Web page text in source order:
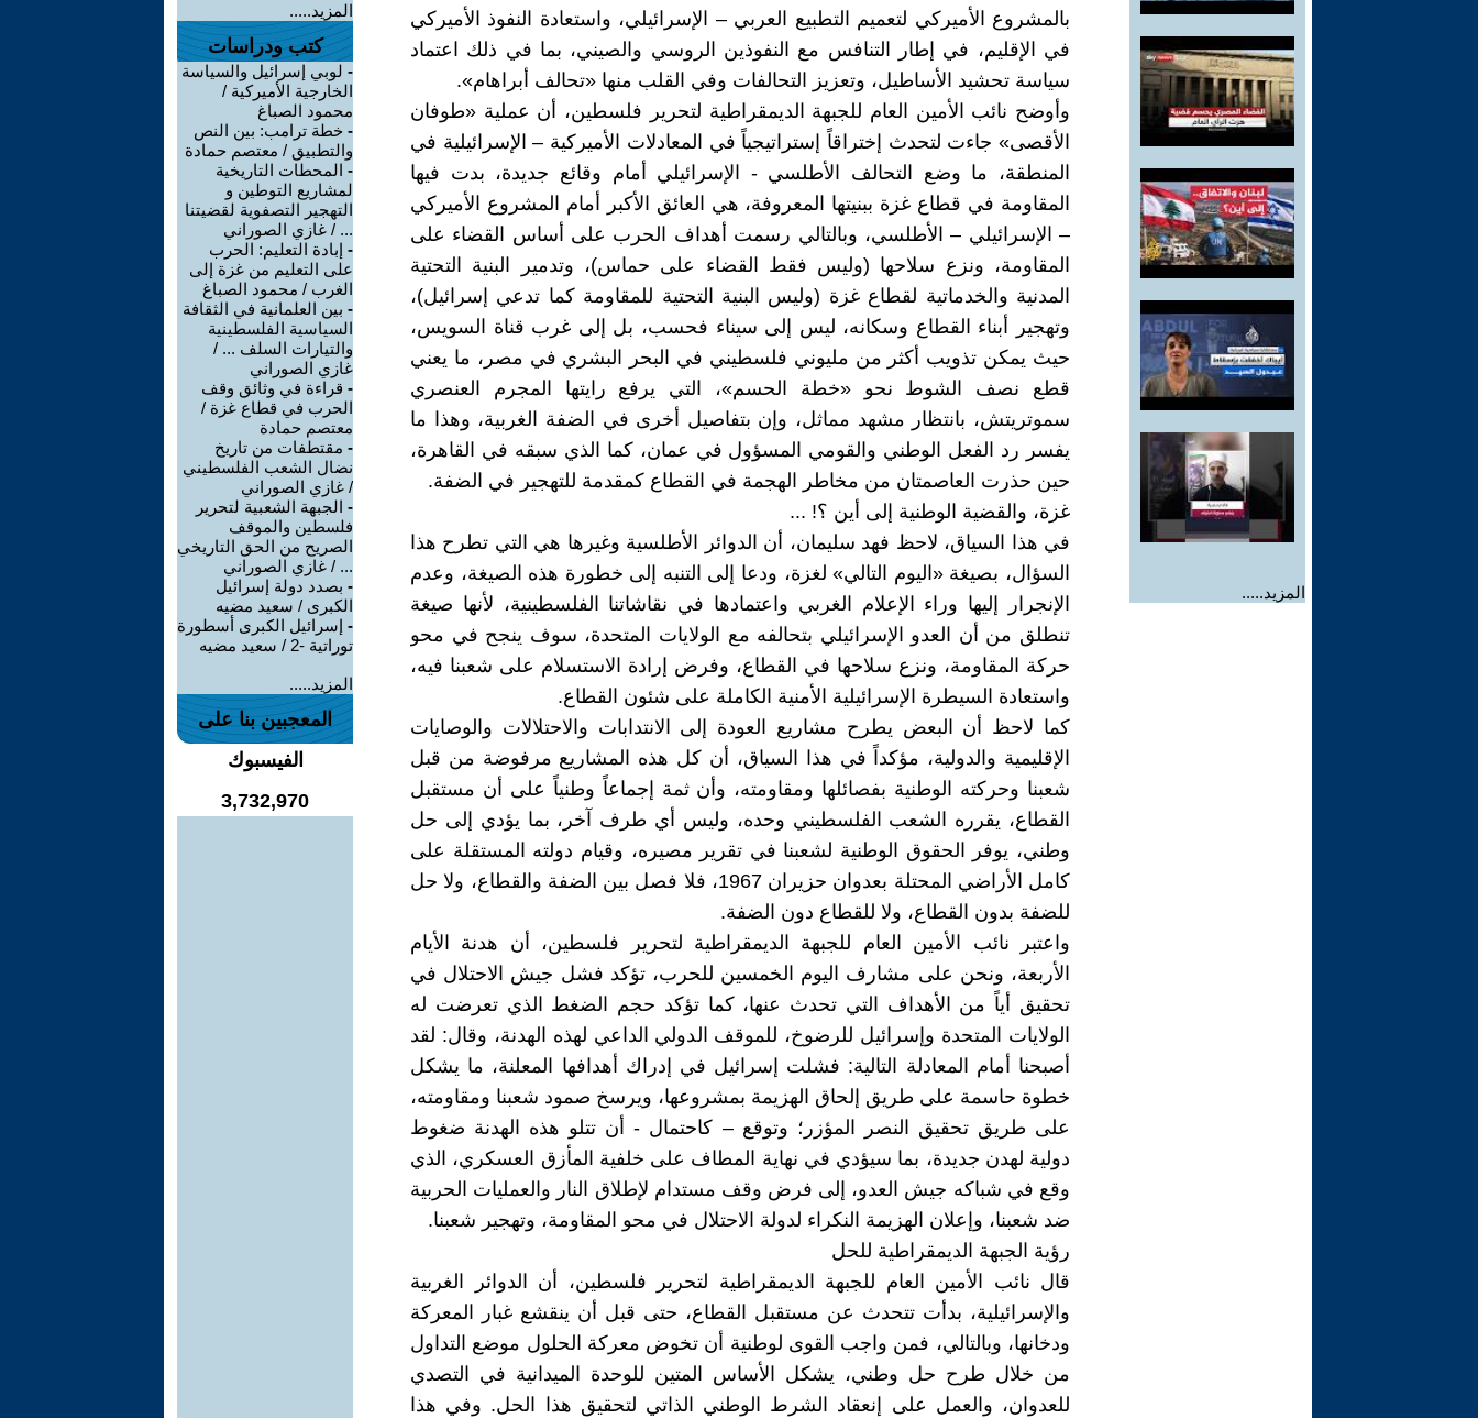
المزيد.....
بالمشروع الأميركي لتعميم التطبيع العربي – الإسرائيلي، واستعادة النفوذ الأميركي
في الإقليم، في إطار التنافس مع النفوذين الروسي والصيني، بما في ذلك اعتماد
سياسة تحشيد الأساطيل، وتعزيز التحالفات وفي القلب منها «تحالف أبراهام».
وأوضح نائب الأمين العام للجبهة الديمقراطية لتحرير فلسطين، أن عملية «طوفان
الأقصى» جاءت لتحدث إختراقاً إستراتيجياً في المعادلات الأميركية – الإسرائيلية في
المنطقة، ما وضع التحالف الأطلسي - الإسرائيلي أمام وقائع جديدة، بدت فيها
المقاومة في قطاع غزة ببنيتها المعروفة، هي العائق الأكبر أمام المشروع الأميركي
– الإسرائيلي – الأطلسي، وبالتالي رسمت أهداف الحرب على أساس القضاء على
المقاومة، ونزع سلاحها (وليس فقط القضاء على حماس)، وتدمير البنية التحتية
المدنية والخدماتية لقطاع غزة (وليس البنية التحتية للمقاومة كما تدعي إسرائيل)،
وتهجير أبناء القطاع وسكانه، ليس إلى سيناء فحسب، بل إلى غرب قناة السويس،
حيث يمكن تذويب أكثر من مليوني فلسطيني في البحر البشري في مصر، ما يعني
قطع نصف الشوط نحو «خطة الحسم»، التي يرفع رايتها المجرم العنصري
سموتريتش، بانتظار مشهد مماثل، وإن بتفاصيل أخرى في الضفة الغربية، وهذا ما
يفسر رد الفعل الوطني والقومي المسؤول في عمان، كما الذي سبقه في القاهرة،
حين حذرت العاصمتان من مخاطر الهجمة في القطاع كمقدمة للتهجير في الضفة.
غزة، والقضية الوطنية إلى أين ؟! ...
في هذا السياق، لاحظ فهد سليمان، أن الدوائر الأطلسية وغيرها هي التي تطرح هذا
السؤال، بصيغة «اليوم التالي» لغزة، ودعا إلى التنبه إلى خطورة هذه الصيغة، وعدم
الإنجرار إليها وراء الإعلام الغربي واعتمادها في نقاشاتنا الفلسطينية، لأنها صيغة
تنطلق من أن العدو الإسرائيلي بتحالفه مع الولايات المتحدة، سوف ينجح في محو
حركة المقاومة، ونزع سلاحها في القطاع، وفرض إرادة الاستسلام على شعبنا فيه،
واستعادة السيطرة الإسرائيلية الأمنية الكاملة على شئون القطاع.
كما لاحظ أن البعض يطرح مشاريع العودة إلى الانتدابات والاحتلالات والوصايات
الإقليمية والدولية، مؤكداً في هذا السياق، أن كل هذه المشاريع مرفوضة من قبل
شعبنا وحركته الوطنية بفصائلها ومقاومته، وأن ثمة إجماعاً وطنياً على أن مستقبل
القطاع، يقرره الشعب الفلسطيني وحده، وليس أي طرف آخر، بما يؤدي إلى حل
وطني، يوفر الحقوق الوطنية لشعبنا في تقرير مصيره، وقيام دولته المستقلة على
كامل الأراضي المحتلة بعدوان حزيران 1967، فلا فصل بين الضفة والقطاع، ولا حل
للضفة بدون القطاع، ولا للقطاع دون الضفة.
واعتبر نائب الأمين العام للجبهة الديمقراطية لتحرير فلسطين، أن هدنة الأيام
الأربعة، ونحن على مشارف اليوم الخمسين للحرب، تؤكد فشل جيش الاحتلال في
تحقيق أياً من الأهداف التي تحدث عنها، كما تؤكد حجم الضغط الذي تعرضت له
الولايات المتحدة وإسرائيل للرضوخ، للموقف الدولي الداعي لهذه الهدنة، وقال: لقد
أصبحنا أمام المعادلة التالية: فشلت إسرائيل في إدراك أهدافها المعلنة، ما يشكل
خطوة حاسمة على طريق إلحاق الهزيمة بمشروعها، ويرسخ صمود شعبنا ومقاومته،
على طريق تحقيق النصر المؤزر؛ وتوقع – كاحتمال - أن تتلو هذه الهدنة ضغوط
دولية لهدن جديدة، بما سيؤدي في نهاية المطاف على خلفية المأزق العسكري، الذي
وقع في شباكه جيش العدو، إلى فرض وقف مستدام لإطلاق النار والعمليات الحربية
ضد شعبنا، وإعلان الهزيمة النكراء لدولة الاحتلال في محو المقاومة، وتهجير شعبنا.
رؤية الجبهة الديمقراطية للحل
قال نائب الأمين العام للجبهة الديمقراطية لتحرير فلسطين، أن الدوائر الغربية
والإسرائيلية، بدأت تتحدث عن مستقبل القطاع، حتى قبل أن ينقشع غبار المعركة
ودخانها، وبالتالي، فمن واجب القوى لوطنية أن تخوض معركة الحلول موضع التداول
من خلال طرح حل وطني، يشكل الأساس المتين للوحدة الميدانية في التصدي
للعدوان، والعمل على إنعقاد الشرط الوطني الذاتي لتحقيق هذا الحل. وفي هذا
المزيد.....
كتب ودراسات
- لوبي إسرائيل والسياسة
الخارجية الأميركية /
محمود الصباغ
- خطة ترامب: بين النص
والتطبيق / معتصم حمادة
- المحطات التاريخية
لمشاريع التوطين و
التهجير التصفوية لقضيتنا
... / غازي الصوراني
- إبادة التعليم: الحرب
على التعليم من غزة إلى
الغرب / محمود الصباغ
- بين العلمانية في الثقافة
السياسية الفلسطينية
والتيارات السلف ... /
غازي الصوراني
- قراءة في وثائق وقف
الحرب في قطاع غزة /
معتصم حمادة
- مقتطفات من تاريخ
نضال الشعب الفلسطيني
/ غازي الصوراني
- الجبهة الشعبية لتحرير
فلسطين والموقف
الصريح من الحق التاريخي
... / غازي الصوراني
- بصدد دولة إسرائيل
الكبرى / سعيد مضيه
- إسرائيل الكبرى أسطورة
توراتية -2 / سعيد مضيه
المزيد.....
المعجبين بنا على
الفيسبوك
3,732,970